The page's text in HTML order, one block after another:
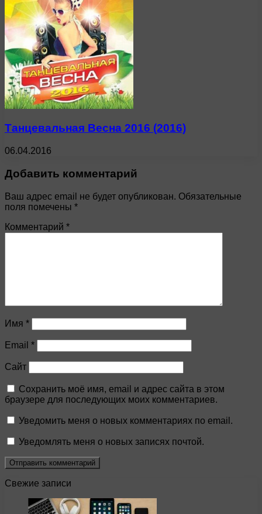
Танцевальная Весна 2016 (2016)
06.04.2016
Добавить комментарий
Ваш адрес email не будет опубликован. Обязательные
поля помечены *
Комментарий *
Имя *
Email *
Сайт
Сохранить моё имя, email и адрес сайта в этом
браузере для последующих моих комментариев.
Уведомить меня о новых комментариях по email.
Уведомлять меня о новых записях почтой.
Свежие записи